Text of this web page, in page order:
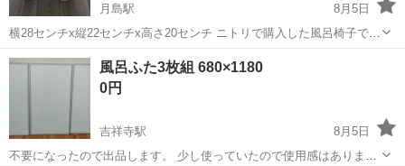
月島駅
8月5日
横28センチx縦22センチx高さ20センチ ニトリで購入した風呂椅子で
す。 １年ほど使用しましたが、あまり使わないので出品します。 気に
ならない方にお譲りします。 受け渡し場所は京王線・聖蹟桜ヶ丘駅周
辺でお願いします。
東京 多摩市 月島駅 家庭用品
風呂ふた3枚組 680×1180
0円
吉祥寺駅
8月5日
不要になったので出品します。 少し使っていたので使用感はあります